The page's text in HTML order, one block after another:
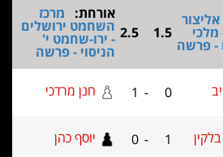
1.5
2.5
אורחת:מרכז
השחמט ירושלים
- ירו-שחמט י'
הניסוי - פרשה
0 חנן מרדכי
1
- יוסף כהן